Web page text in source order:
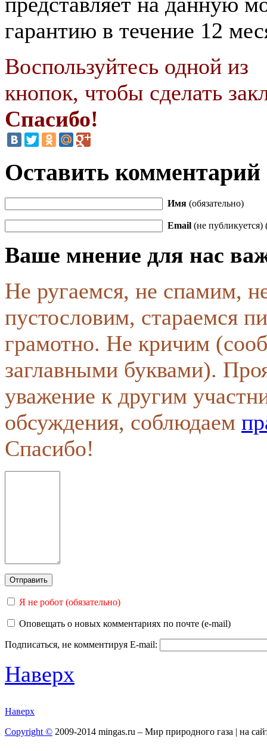
гарантию в течение 12
Воспользуйтесь одной из
кнопок, чтобы сделать
Спасибо!
Оставить комментарий
Имя (обязательно)
Email (не публикуется)
Ваше мнение для нас
Не ругаемся, не спамим,
пустословим, стараемся
грамотно. Не кричим
заглавными буквами).
уважение к другим
обсуждения, соблюдаем
Спасибо!
Я не робот (обязательно)
Оповещать о новых комментариях по почте (e-mail)
Подписаться, не комментируя E-mail:
Наверх
Наверх
Copyright © 2009-2014 mingas.ru – Мир природного газа | на